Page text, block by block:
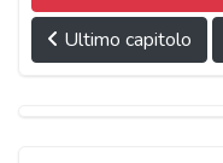
Ultimo capitolo